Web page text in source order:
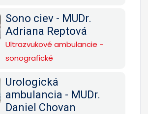
Sono ciev - MUDr.
Adriana Reptová
Ultrazvukové ambulancie -
sonografické
Urologická
ambulancia - MUDr.
Daniel Chovan